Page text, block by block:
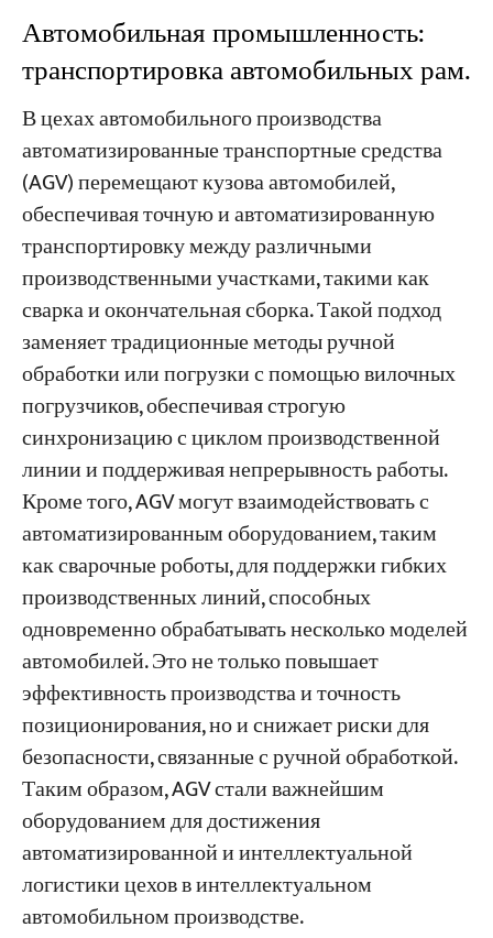
Автомобильная промышленность:
транспортировка автомобильных рам.
В цехах автомобильного производства
автоматизированные транспортные средства
(AGV) перемещают кузова автомобилей,
обеспечивая точную и автоматизированную
транспортировку между различными
производственными участками, такими как
сварка и окончательная сборка. Такой подход
заменяет традиционные методы ручной
обработки или погрузки с помощью вилочных
погрузчиков, обеспечивая строгую
синхронизацию с циклом производственной
линии и поддерживая непрерывность работы.
Кроме того, AGV могут взаимодействовать с
автоматизированным оборудованием, таким
как сварочные роботы, для поддержки гибких
производственных линий, способных
одновременно обрабатывать несколько моделей
автомобилей. Это не только повышает
эффективность производства и точность
позиционирования, но и снижает риски для
безопасности, связанные с ручной обработкой.
Таким образом, AGV стали важнейшим
оборудованием для достижения
автоматизированной и интеллектуальной
логистики цехов в интеллектуальном
автомобильном производстве.